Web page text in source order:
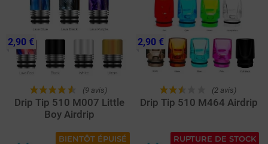
(9 avis)
Drip Tip 510 M007 Little
Boy Airdrip
2,90 €
(2 avis)
Drip Tip 510 M464 Airdrip
2,90 €
BIENTÔT ÉPUISÉ RUPTURE DE STOCK